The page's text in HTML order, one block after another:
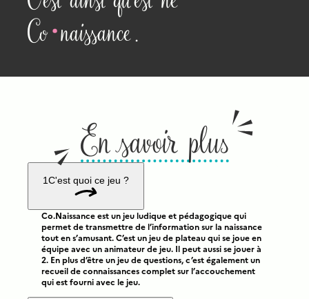
Co.naissance.
En savoir plus
1C'est quoi ce jeu ?
Co.Naissance est un jeu ludique et pédagogique qui
permet de transmettre de l’information sur la naissance
tout en s’amusant. C’est un jeu de plateau qui se joue en
équipe avec un animateur de jeu. Il peut aussi se jouer à
2. En plus d’être un jeu de questions, c’est également un
recueil de connaissances complet sur l’accouchement
qui est fourni avec le jeu.